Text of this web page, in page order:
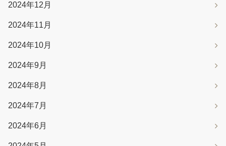
2024年12月
2024年11月
2024年10月
2024年9月
2024年8月
2024年7月
2024年6月